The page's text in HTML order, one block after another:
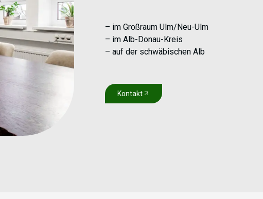
– im Großraum Ulm/Neu-Ulm
– im Alb-Donau-Kreis
– auf der schwäbischen Alb
Kontakt